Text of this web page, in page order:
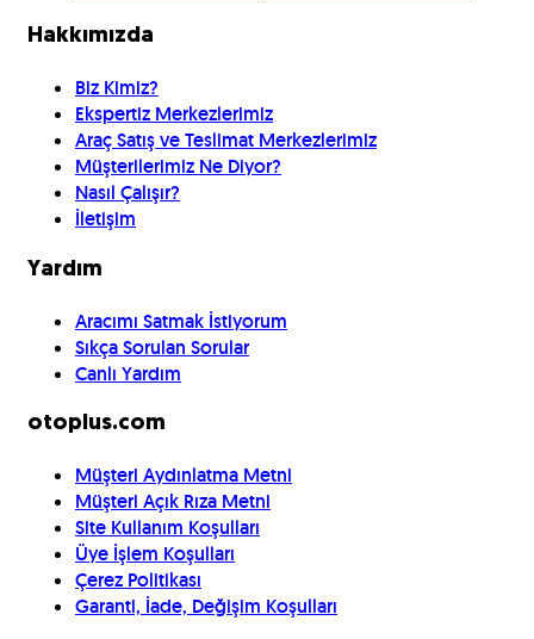
Hakkımızda
Biz Kimiz?
Ekspertiz Merkezlerimiz
Araç Satış ve Teslimat Merkezlerimiz
Müşterilerimiz Ne Diyor?
Nasıl Çalışır?
İletişim
Yardım
Aracımı Satmak İstiyorum
Sıkça Sorulan Sorular
Canlı Yardım
otoplus.com
Müşteri Aydınlatma Metni
Müşteri Açık Rıza Metni
Site Kullanım Koşulları
Üye İşlem Koşulları
Çerez Politikası
Garanti, İade, Değişim Koşulları